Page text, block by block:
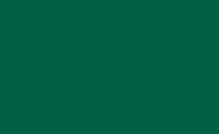
nouvelle fenêtre)
nouvelle fenêtre)